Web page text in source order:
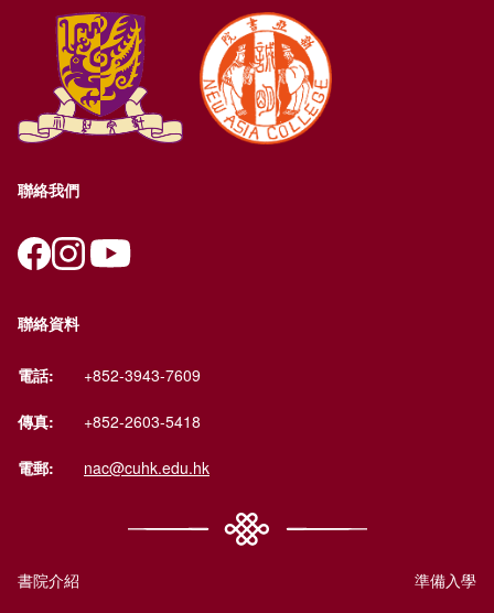
聯絡我們
聯絡資料
電話: +852-3943-7609
傳真: +852-2603-5418
電郵: nac@cuhk.edu.hk
書院介紹 準備入學